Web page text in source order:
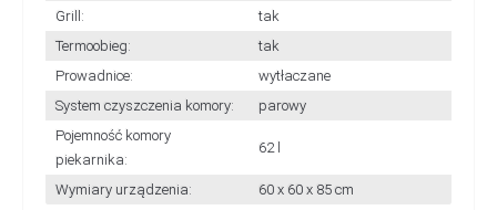
Grill:
tak
Termoobieg:
tak
Prowadnice:
wytłaczane
System czyszczenia komory:
parowy
Pojemność komory
piekarnika:
62 l
Wymiary urządzenia: 60 x 60 x 85 cm